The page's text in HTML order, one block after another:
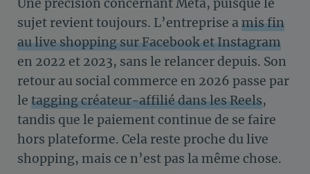
Une précision concernant Meta, puisque le
sujet revient toujours. L’entreprise amis fin
au live shopping sur Facebook et Instagram
en 2022 et 2023, sans le relancer depuis. Son
retour au social commerce en 2026 passe par
le tagging créateur-affilié dans les Reels,
tandis que le paiement continue de se faire
hors plateforme. Cela reste proche du live
shopping, mais ce n’est pas la même chose.